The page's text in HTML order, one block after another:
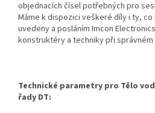
objednacích čísel potřebných pro
Máme k dispozici veškeré díly i ty,
uvedeny a posláním Imcon
konstruktéry a techniky při
Technické parametry pro Tělo
řady DT: